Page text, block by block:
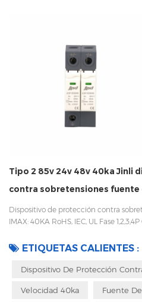
Tipo 2 85v 24v 48v 40ka Jinli
contra sobretensiones
Dispositivo de protección contra
IMAX: 40KA RoHS, IEC, UL Fase
evitar vibraciones durante el transporte
ETIQUETAS CALIENTES :
Dispositivo De Protección
Velocidad 40ka Fuente